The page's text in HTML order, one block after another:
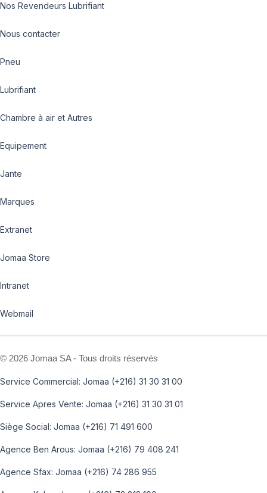
Nos Revendeurs Lubrifiant
Nous contacter
Pneu
Lubrifiant
Chambre à air et Autres
Equipement
Jante
Marques
Extranet
Jomaa Store
Intranet
Webmail
© 2026 Jomaa SA - Tous droits réservés
Service Commercial: Jomaa (+216) 31 30 31 00
Service Apres Vente: Jomaa (+216) 31 30 31 01
Siège Social: Jomaa (+216) 71 491 600
Agence Ben Arous: Jomaa (+216) 79 408 241
Agence Sfax: Jomaa (+216) 74 286 955